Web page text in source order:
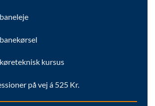
kursus
på vej á 525 Kr.